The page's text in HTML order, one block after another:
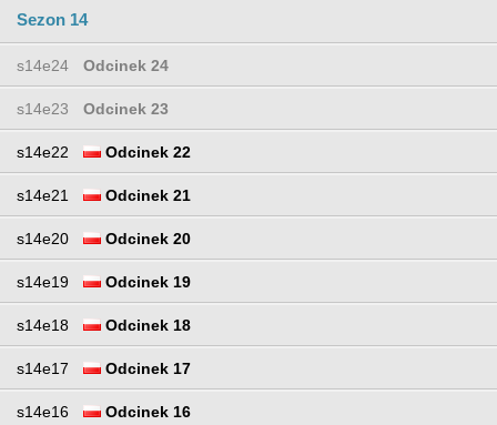
Sezon 14
s14e24 Odcinek 24
s14e23 Odcinek 23
s14e22 Odcinek 22
s14e21 Odcinek 21
s14e20 Odcinek 20
s14e19 Odcinek 19
s14e18 Odcinek 18
s14e17 Odcinek 17
s14e16 Odcinek 16